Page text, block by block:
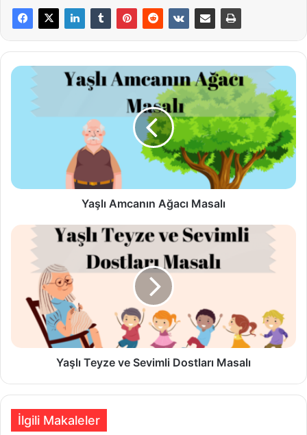
Yaşlı
Amcanın
Ağacı Masalı
Yaşlı Amcanın Ağacı Masalı
Yaşlı Teyze ve Sevimli Dostları
Masalı
Yaşlı Teyze ve Sevimli Dostları Masalı
İlgili Makaleler